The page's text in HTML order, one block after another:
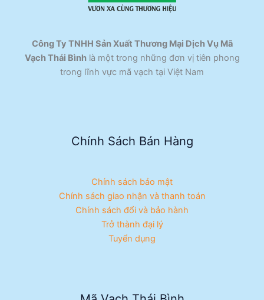
Công Ty TNHH Sản Xuất Thương Mại Dịch Vụ Mã
Vạch Thái Bìnhlà một trong những đơn vị tiên phong
trong lĩnh vực mã vạch tại Việt Nam
Chính Sách Bán Hàng
Chính sách bảo mật
Chính sách giao nhận và thanh toán
Chính sách đổi và bảo hành
Trở thành đại lý
Tuyển dụng